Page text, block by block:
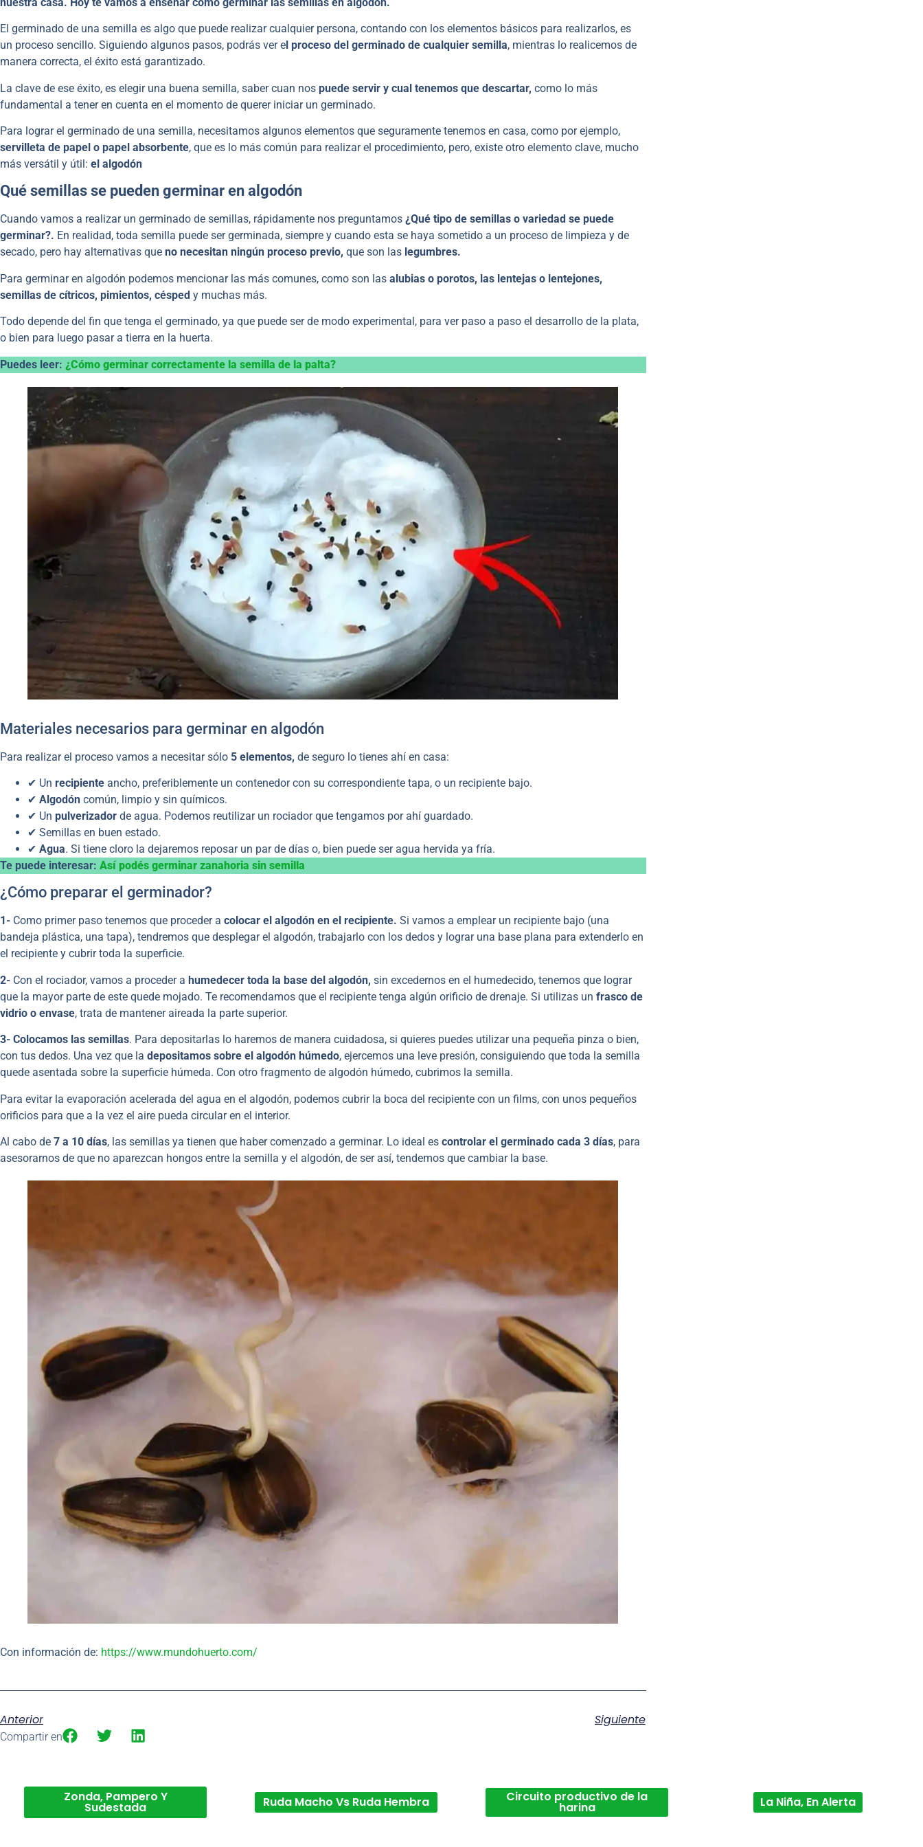
El germinado de una semilla es algo que puede realizar cualquier persona, contando con los elementos básicos para realizarlos, es
un proceso sencillo. Siguiendo algunos pasos, podrás ver e l proceso del germinado de cualquier semilla, mientras lo realicemos de
manera correcta, el éxito está garantizado.
La clave de ese éxito, es elegir una buena semilla, saber cuan nos puede servir y cual tenemos que descartar, como lo más
fundamental a tener en cuenta en el momento de querer iniciar un germinado.
Para lograr el germinado de una semilla, necesitamos algunos elementos que seguramente tenemos en casa, como por ejemplo,
servilleta de papel o papel absorbente, que es lo más común para realizar el procedimiento, pero, existe otro elemento clave, mucho
más versátil y útil: el algodón
Qué semillas se pueden germinar en algodón
Cuando vamos a realizar un germinado de semillas, rápidamente nos preguntamos ¿Qué tipo de semillas o variedad se puede
germinar?. En realidad, toda semilla puede ser germinada, siempre y cuando esta se haya sometido a un proceso de limpieza y de
secado, pero hay alternativas que no necesitan ningún proceso previo, que son las legumbres.
Para germinar en algodón podemos mencionar las más comunes, como son las alubias o porotos, las lentejas o lentejones,
semillas de cítricos, pimientos, césped y muchas más.
Todo depende del fin que tenga el germinado, ya que puede ser de modo experimental, para ver paso a paso el desarrollo de la plata,
o bien para luego pasar a tierra en la huerta.
Puedes leer: ¿Cómo germinar correctamente la semilla de la palta?
Materiales necesarios para germinar en algodón
Para realizar el proceso vamos a necesitar sólo 5 elementos, de seguro lo tienes ahí en casa:
✔ Un recipiente ancho, preferiblemente un contenedor con su correspondiente tapa, o un recipiente bajo.
✔ Algodón común, limpio y sin químicos.
✔ Un pulverizador de agua. Podemos reutilizar un rociador que tengamos por ahí guardado.
✔ Semillas en buen estado.
✔ Agua. Si tiene cloro la dejaremos reposar un par de días o, bien puede ser agua hervida ya fría.
Te puede interesar: Así podés germinar zanahoria sin semilla
¿Cómo preparar el germinador?
1- Como primer paso tenemos que proceder a colocar el algodón en el recipiente. Si vamos a emplear un recipiente bajo (una
bandeja plástica, una tapa), tendremos que desplegar el algodón, trabajarlo con los dedos y lograr una base plana para extenderlo en
el recipiente y cubrir toda la superficie.
2- Con el rociador, vamos a proceder a humedecer toda la base del algodón, sin excedernos en el humedecido, tenemos que lograr
que la mayor parte de este quede mojado. Te recomendamos que el recipiente tenga algún orificio de drenaje. Si utilizas un frasco de
vidrio o envase, trata de mantener aireada la parte superior.
3- Colocamos las semillas. Para depositarlas lo haremos de manera cuidadosa, si quieres puedes utilizar una pequeña pinza o bien,
con tus dedos. Una vez que la depositamos sobre el algodón húmedo, ejercemos una leve presión, consiguiendo que toda la semilla
quede asentada sobre la superficie húmeda. Con otro fragmento de algodón húmedo, cubrimos la semilla.
Para evitar la evaporación acelerada del agua en el algodón, podemos cubrir la boca del recipiente con un films, con unos pequeños
orificios para que a la vez el aire pueda circular en el interior.
Al cabo de 7 a 10 días, las semillas ya tienen que haber comenzado a germinar. Lo ideal es controlar el germinado cada 3 días, para
asesorarnos de que no aparezcan hongos entre la semilla y el algodón, de ser así, tendemos que cambiar la base.
Con información de: https://www.mundohuerto.com/
Anterior Siguiente
Compartir en
Zonda, Pampero Y
Sudestada Ruda Macho Vs Ruda Hembra Circuito productivo de la
harina La Niña, En Alerta